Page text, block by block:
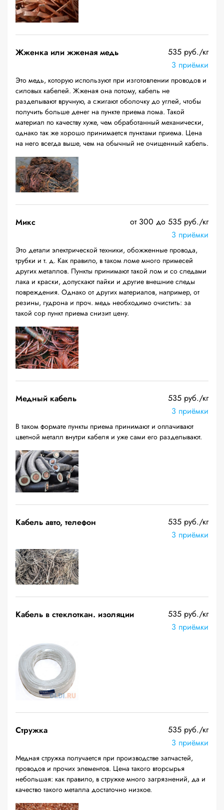
Жженка или жженая медь
535 руб./кг
3 приёмки
Это медь, которую используют при изготовлении проводов и
силовых кабелей. Жженая она потому, кабель не
разделывают вручную, а сжигают оболочку до углей, чтобы
получить больше денег на пункте приема лома. Такой
материал по качеству хуже, чем обработанный механически,
однако так же хорошо принимается пунктами приема. Цена
на него всегда выше, чем на обычный не очищенный кабель.
Микс
от 300 до 535 руб./кг
3 приёмки
Это детали электрической техники, обожженные провода,
трубки и т. д. Как правило, в таком ломе много примесей
других металлов. Пункты принимают такой лом и со следами
лака и краски, допускают пайки и другие внешние следы
повреждения. Однако от других материалов, например, от
резины, гудрона и проч. медь необходимо очистить: за
такой сор пункт приема снизит цену.
Медный кабель
535 руб./кг
3 приёмки
В таком формате пункты приема принимают и оплачивают
цветной металл внутри кабеля и уже сами его разделывают.
Кабель авто, телефон
535 руб./кг
3 приёмки
Кабель в стеклоткан. изоляции
535 руб./кг
3 приёмки
Стружка
535 руб./кг
3 приёмки
Медная стружка получается при производстве запчастей,
проводов и прочих элементов. Цена такого вторсырья
небольшая: как правило, в стружке много загрязнений, да и
качество такого металла достаточно низкое.